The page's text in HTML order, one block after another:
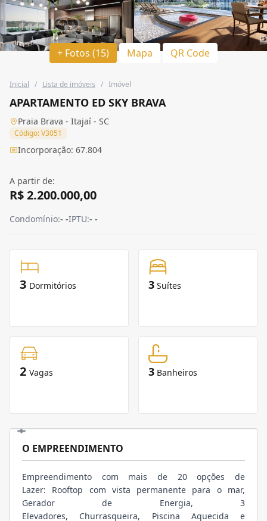
+ Fotos (15) Mapa QR Code
Inicial / Lista de imóveis / Imóvel
APARTAMENTO ED SKY BRAVA
Praia Brava - Itajaí - SC
Código: V3051
Incorporação: 67.804
A partir de:
R$ 2.200.000,00
Condomínio:- -IPTU:- -
3 Dormitórios 3 Suítes
2 Vagas 3 Banheiros
O EMPREENDIMENTO
Empreendimento com mais de 20 opções de
Lazer: Rooftop com vista permanente para o mar,
Gerador de Energia, 3
Elevadores, Churrasqueira, Piscina Aquecida e